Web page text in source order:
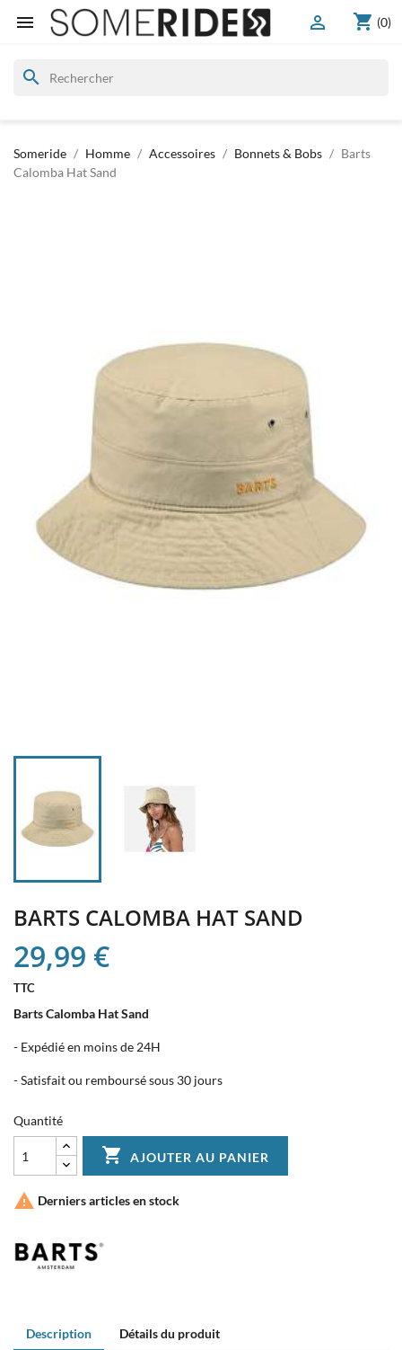
 shopping_cart (0)

search
Someride Homme Accessoires Bonnets & Bobs
Barts
Calomba Hat Sand
BARTS CALOMBA HAT SAND
29,99 €
TTC
Barts Calomba Hat Sand
- Expédié en moins de 24H
- Satisfait ou remboursé sous 30 jours
Quantité
 AJOUTER AU PANIER
 Derniers articles en stock
Description Détails du produit